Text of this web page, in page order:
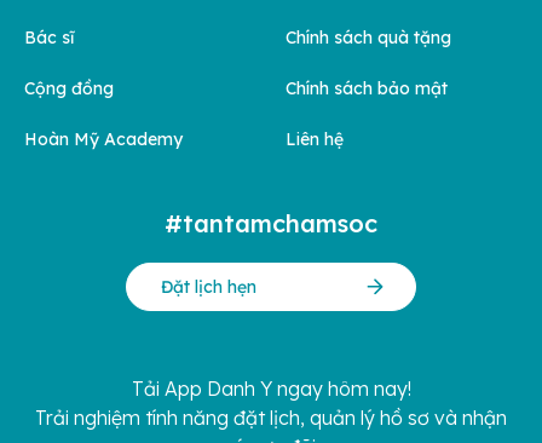
Bác sĩ
Cộng đồng
Hoàn Mỹ Academy
Chính sách quà tặng
Chính sách bảo mật
Liên hệ
#tantamchamsoc
Đặt lịch hẹn
Tải App Danh Y ngay hôm nay!
Trải nghiệm tính năng đặt lịch, quản lý hồ sơ và nhận